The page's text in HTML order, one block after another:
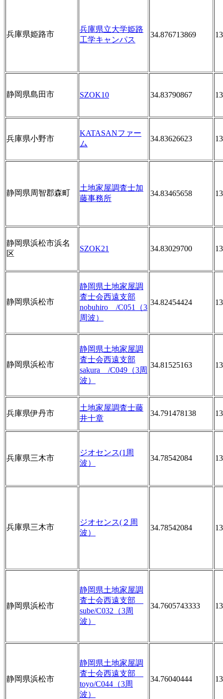
兵庫県姫路市
兵庫県立大学姫路
工学キャンパス
34.876713869
静岡県島田市 SZOK10 34.83790867
兵庫県小野市
KATASANファー
ム
34.83626623
静岡県周智郡森町
土地家屋調査士加
藤事務所
34.83465658
静岡県浜松市浜名
区
SZOK21 34.83029700
静岡県浜松市
静岡県土地家屋調
査士会西遠支部
nobuhiro /C051（3
周波）
34.82454424
静岡県浜松市
静岡県土地家屋調
査士会西遠支部
sakura /C049（3周
波）
34.81525163
兵庫県伊丹市
土地家屋調査士藤
井十章
34.791478138
兵庫県三木市
ジオセンス(1周
波）
34.78542084
兵庫県三木市
ジオセンス(２周
波）
34.78542084
静岡県浜松市
静岡県土地家屋調
査士会西遠支部
sube/C032（3周
波）
34.7605743333
静岡県浜松市
静岡県土地家屋調
査士会西遠支部
toyo/C044（3周
波）
34.76040444